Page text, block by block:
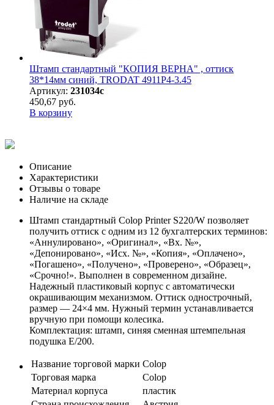
Штамп стандартный "КОПИЯ ВЕРНА" , оттиск
38*14мм синий, TRODAT 4911P4-3.45
Артикул: 231034с
450,67 руб.
В корзину
Описание
Характеристики
Отзывы о товаре
Наличие на складе
Штамп стандартный Colop Printer S220/W позволяет
получить оттиск с одним из 12 бухгалтерских терминов:
«Аннулировано», «Оригинал», «Вх. №»,
«Депонировано», «Исх. №», «Копия», «Оплачено»,
«Погашено», «Получено», «Проверено», «Образец»,
«Срочно!». Выполнен в современном дизайне.
Надежный пластиковый корпус с автоматически
окрашивающим механизмом. Оттиск однострочный,
размер — 24×4 мм. Нужный термин устанавливается
вручную при помощи колесика.
Комплектация: штамп, синяя сменная штемпельная
подушка E/200.
Название торговой марки Colop
Торговая марка
Colop
Материал корпуса
пластик